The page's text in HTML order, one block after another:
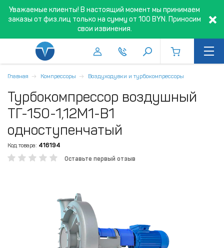
Уважаемые клиенты! В настоящий момент мы принимаем
заказы от физ.лиц только на сумму от 100 BYN. Приносим
свои извинения.
Главная Компрессоры Воздуходувки и турбокомпрессоры
Турбокомпрессор воздушный
ТГ-150-1,12М1-В1
одноступенчатый
Код товара: 416194
Оставьте первый отзыв